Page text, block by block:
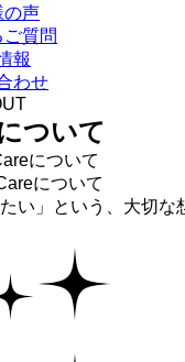
の声
ご質問
報
わせ
ついて
について